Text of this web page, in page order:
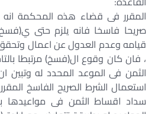
المقرر فى قضاء هذه المحكمة
صريحا فاسخا فانه يلزم حتى
قيامه وعدم العدول عن اعمال
، فان كان وقوع ال(فسخ) مرتبطا
الثمن فى الموعد المحدد له وتبين
استعمال الشرط الصريح الفاسخ
سداد اقساط الثمن فى مواعيدها